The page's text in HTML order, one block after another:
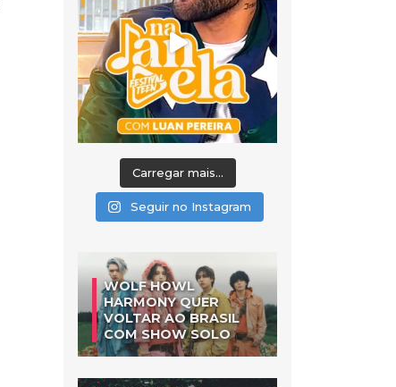
Carregar mais...
Seguir no Instagram
WOLF HOWL
HARMONY QUER
VOLTAR AO BRASIL
COM SHOW SOLO